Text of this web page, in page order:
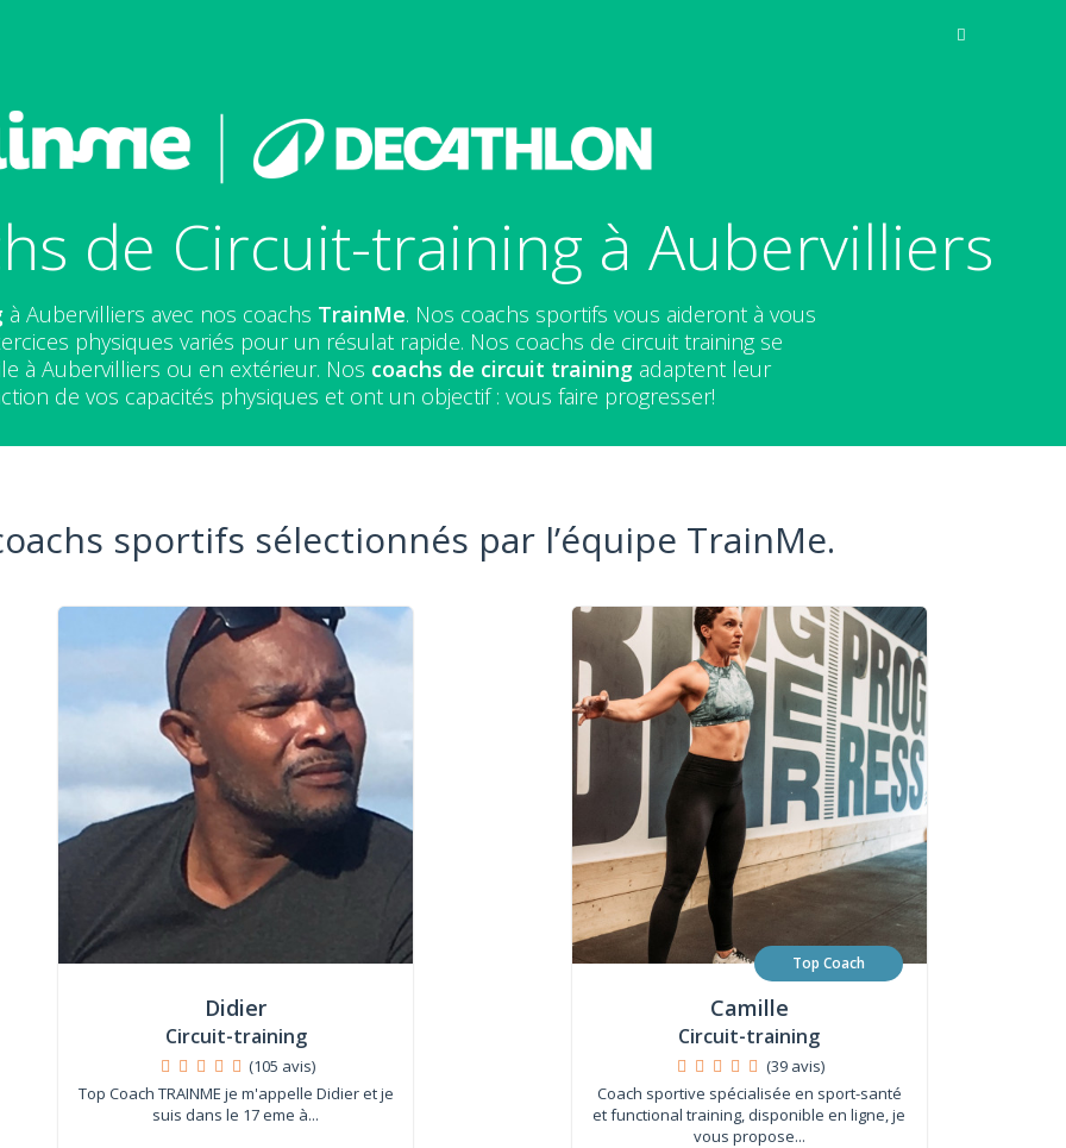
de Circuit-training à Aubervilliers
à Aubervilliers avec nos coachs TrainMe. Nos coachs sportifs vous aideront à vous
physiques variés pour un résulat rapide. Nos coachs de circuit training se
à Aubervilliers ou en extérieur. Nos coachs de circuit training adaptent leur
de vos capacités physiques et ont un objectif : vous faire progresser!
sportifs sélectionnés par l’équipe TrainMe.
Didier
Circuit-training
(105 avis)
Top Coach TRAINME je m'appelle Didier et je
suis dans le 17 eme à...
Top Coach
Camille
Circuit-training
(39 avis)
Coach sportive spécialisée en sport-santé
et functional training, disponible en ligne, je
vous propose...